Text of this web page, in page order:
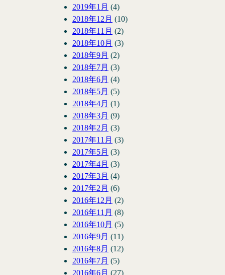
2019年1月 (4)
2018年12月 (10)
2018年11月 (2)
2018年10月 (3)
2018年9月 (2)
2018年7月 (3)
2018年6月 (4)
2018年5月 (5)
2018年4月 (1)
2018年3月 (9)
2018年2月 (3)
2017年11月 (3)
2017年5月 (3)
2017年4月 (3)
2017年3月 (4)
2017年2月 (6)
2016年12月 (2)
2016年11月 (8)
2016年10月 (5)
2016年9月 (11)
2016年8月 (12)
2016年7月 (5)
2016年6月 (27)